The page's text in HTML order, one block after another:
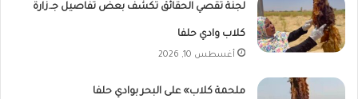
لجنة تقصي الحقائق تكشف بعض تفاصيل جـ.زارة
كلاب وادي حلفا
أغسطس 10, 2026
ملحمة كلاب» على البحر بوادي حلفا